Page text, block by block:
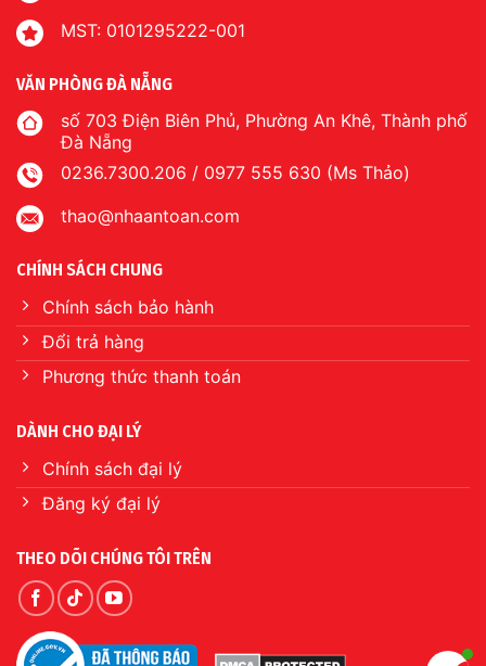
MST: 0101295222-001
VĂN PHÒNG ĐÀ NẴNG
số 703 Điện Biên Phủ, Phường An Khê, Thành phố
Đà Nẵng
0236.7300.206 / 0977 555 630 (Ms Thảo)
thao@nhaantoan.com
CHÍNH SÁCH CHUNG
Chính sách bảo hành
Đổi trả hàng
Phương thức thanh toán
DÀNH CHO ĐẠI LÝ
Chính sách đại lý
Đăng ký đại lý
THEO DÕI CHÚNG TÔI TRÊN